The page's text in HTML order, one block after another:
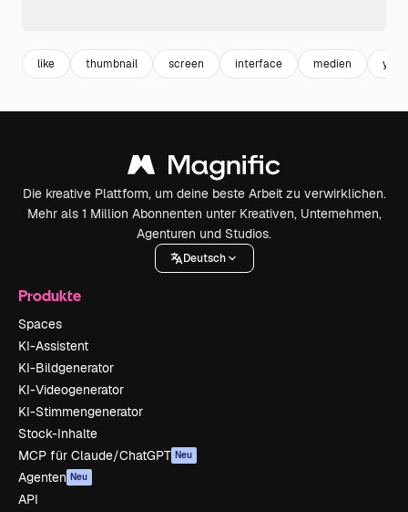
like thumbnail screen interface medien
Die kreative Plattform, um deine beste Arbeit zu verwirklichen.
Mehr als 1 Million Abonnenten unter Kreativen, Unternehmen,
Agenturen und Studios.
Deutsch
Produkte
Spaces
KI-Assistent
KI-Bildgenerator
KI-Videogenerator
KI-Stimmengenerator
Stock-Inhalte
MCP für Claude/ChatGPT Neu
Agenten Neu
API